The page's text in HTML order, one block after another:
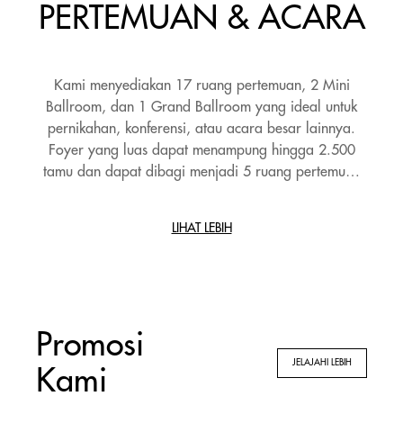
PERTEMUAN & ACARA
Kami menyediakan 17 ruang pertemuan, 2 Mini
Ballroom, dan 1 Grand Ballroom yang ideal untuk
pernikahan, konferensi, atau acara besar lainnya.
Foyer yang luas dapat menampung hingga 2.500
tamu dan dapat dibagi menjadi 5 ruang pertemuan
LIHAT LEBIH
Promosi
Kami
JELAJAHI LEBIH